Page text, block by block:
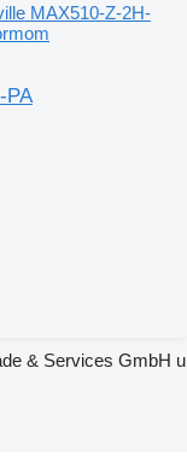
MAX510-Z-2H-
PA
& Services GmbH u